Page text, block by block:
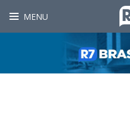
MENU